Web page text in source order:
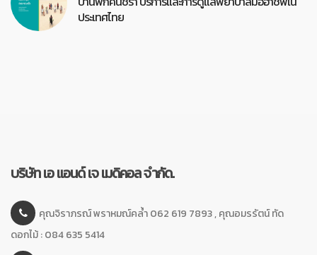
ประเทศไทย
บริษัท เอ แอนด์ เจ เมดิคอล จำกัด.
คุณจิราภรณ์ พราหมณ์คล้ำ 062 619 7893 , คุณอมรรัตน์ ทัด
ดอกไม้ : 084 635 5414